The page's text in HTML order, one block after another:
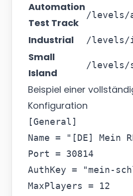
Automation
Test Track
/levels/
Industrial /levels/
Small
Island
/levels/
Beispiel einer
Konfiguration
[General]
Name = "[DE]
Port = 30814
AuthKey = "mein-
MaxPlayers = 12